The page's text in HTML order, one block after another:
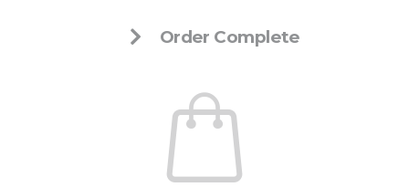
Order Complete